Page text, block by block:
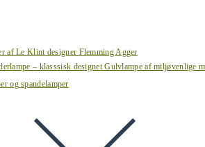
af Le Klint designer Flemming Agger
– klasssisk designet Gulvlampe af miljøvenlige
og spandelamper